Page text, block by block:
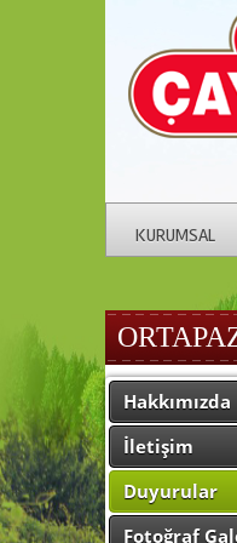
KURUMSAL
Hakkımızda
İletişim
Duyurular
Fotoğraf